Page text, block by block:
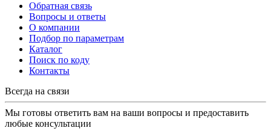
Обратная связь
Вопросы и ответы
О компании
Подбор по параметрам
Каталог
Поиск по коду
Контакты
Всегда на связи
Мы готовы ответить вам на ваши вопросы и предоставить
любые консультации